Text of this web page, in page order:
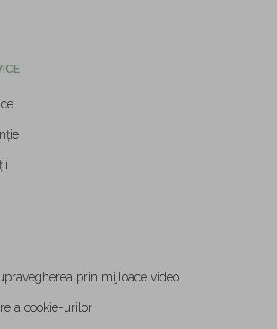
prin mijloace video
a cookie-urilor